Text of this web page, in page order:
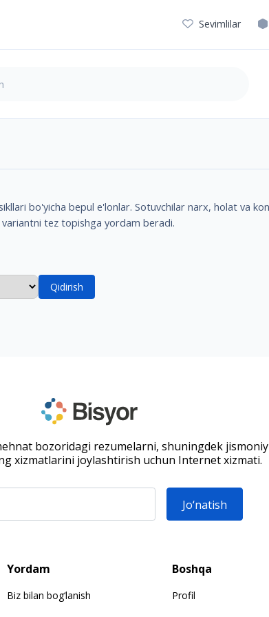
Sevimlilar
bo'yicha bepul e'lonlar. Sotuvchilar narx, holat va
tez topishga yordam beradi.
Qidirish
bozoridagi rezumelarni, shuningdek
xizmatlarini joylashtirish uchun Internet xizmati.
Jo‘natish
Yordam
Biz bilan bog‘lanish
Boshqa
Profil